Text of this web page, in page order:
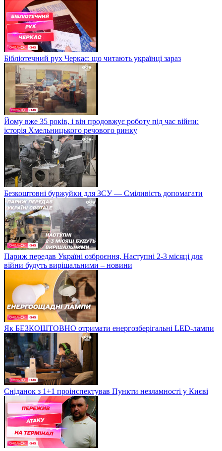
Бібліотечний рух Черкас: що читають українці зараз
Йому вже 35 років, і він продовжує роботу під час війни:
історія Хмельницького речового ринку
Безкоштовні буржуйки для ЗСУ — Сміливість допомагати
Париж передав Україні озброєння, Наступні 2-3 місяці для
війни будуть вирішальними – новини
Як БЕЗКОШТОВНО отримати енергозберігальні LED-лампи
Сніданок з 1+1 проінспектував Пункти незламності у Києві